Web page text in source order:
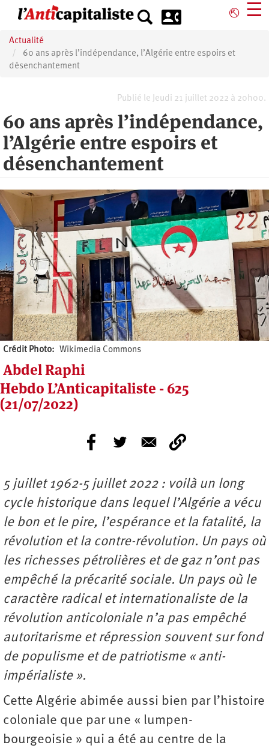
principal
⎋ ☰
Actualité
60 ans après l’indépendance, l’Algérie entre espoirs et
désenchantement
Publié le Jeudi 21 juillet 2022 à 20h00.
60 ans après l’indépendance,
l’Algérie entre espoirs et
désenchantement
Crédit Photo Wikimedia Commons
Abdel Raphi
Hebdo L’Anticapitaliste - 625
(21/07/2022)
5 juillet 1962-5 juillet 2022 : voilà un long
cycle historique dans lequel l’Algérie a vécu
le bon et le pire, l’espérance et la fatalité, la
révolution et la contre-révolution. Un pays où
les richesses pétrolières et de gaz n’ont pas
empêché la précarité sociale. Un pays où le
caractère radical et internationaliste de la
révolution anticoloniale n’a pas empêché
autoritarisme et répression souvent sur fond
de populisme et de patriotisme « anti-
impérialiste ».
Cette Algérie abimée aussi bien par l’histoire
coloniale que par une « lumpen-
bourgeoisie » qui a été au centre de la